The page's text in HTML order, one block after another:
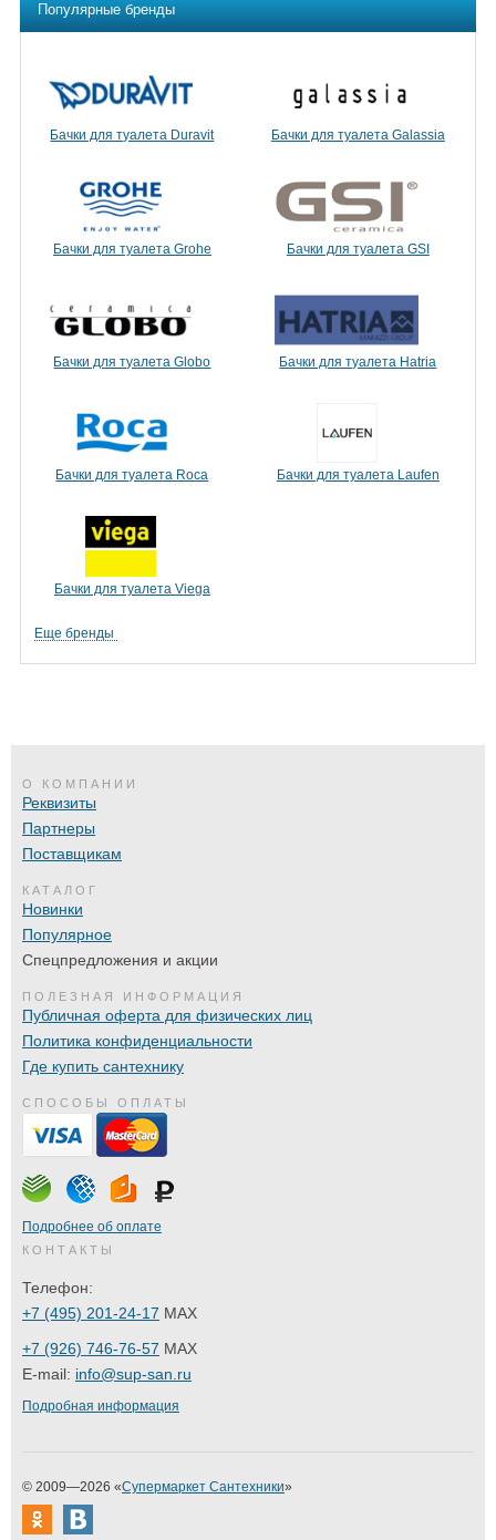
Популярные бренды
Бачки для туалета Duravit Бачки для туалета Galassia
Бачки для туалета Grohe Бачки для туалета GSI
Бачки для туалета Globo Бачки для туалета Hatria
Бачки для туалета Roca Бачки для туалета Laufen
Бачки для туалета Viega
Еще бренды
О КОМПАНИИ
Реквизиты
Партнеры
Поставщикам
КАТАЛОГ
Новинки
Популярное
Спецпредложения и акции
ПОЛЕЗНАЯ ИНФОРМАЦИЯ
Публичная оферта для физических лиц
Политика конфиденциальности
Где купить сантехнику
СПОСОБЫ ОПЛАТЫ
Подробнее об оплате
КОНТАКТЫ
Телефон:
+7 (495) 201-24-17 MAX
+7 (926) 746-76-57 MAX
E-mail: info@sup-san.ru
Подробная информация
© 2009—2026 «Супермаркет Сантехники»